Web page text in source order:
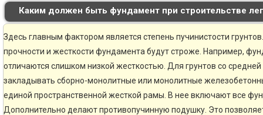
Каким должен быть фундамент при строительстве
Здесь главным фактором является степень пучинистости
прочности и жесткости фундамента будут строже. Например,
отличаются слишком низкой жесткостью. Для грунтов со
закладывать сборно-монолитные или монолитные
единой пространственной жесткой рамы. В нее включают все
Дополнительно делают противопучинную подушку. Это